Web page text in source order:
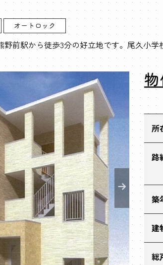
オートロック
前駅から徒歩3分の好立地です。尾久小
所
路
築
建
総